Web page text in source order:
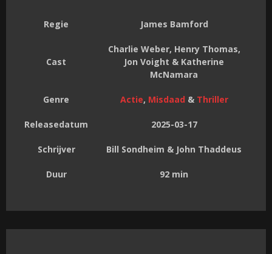
Regie James Bamford
Cast
Charlie Weber, Henry Thomas,
Jon Voight & Katherine
McNamara
Genre Actie, Misdaad & Thriller
Releasedatum 2025-03-17
Schrijver Bill Sondheim & John Thaddeus
Duur 92 min